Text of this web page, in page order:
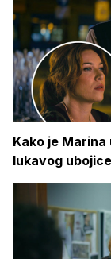
Kako je
lukavog